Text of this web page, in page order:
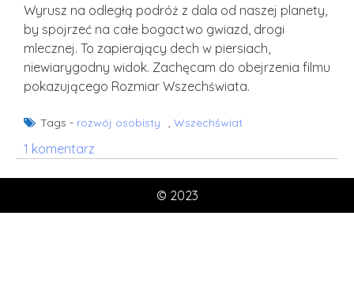
Wyrusz na odległą podróż z dala od naszej planety,
by spojrzeć na całe bogactwo gwiazd, drogi
mlecznej. To zapierający dech w piersiach,
niewiarygodny widok. Zachęcam do obejrzenia filmu
pokazującego Rozmiar Wszechświata.
Tags - rozwój osobisty , Wszechświat
1 komentarz
© 2023